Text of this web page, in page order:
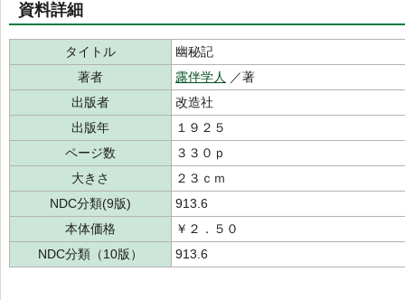
資料詳細
タイトル
幽秘記
著者
露伴学人
／著
出版者
改造社
出版年
１９２５
ページ数
３３０ｐ
大きさ
２３ｃｍ
NDC分類(9版)
913.6
本体価格
￥２．５０
NDC分類（10版）
913.6